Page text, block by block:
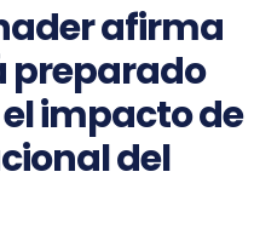
afirma
preparado
impacto de
del